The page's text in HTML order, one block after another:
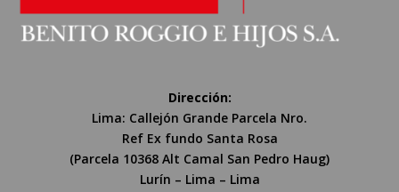
Dirección:
Lima: Callejón Grande Parcela Nro.
Ref Ex fundo Santa Rosa
(Parcela 10368 Alt Camal San Pedro Haug)
Lurín – Lima – Lima